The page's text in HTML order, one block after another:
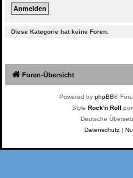
Diese Kategorie hat keine Foren.
Foren-Übersicht
Powered by phpBB®
Style Rock'n Roll
Deutsche
Datenschutz|